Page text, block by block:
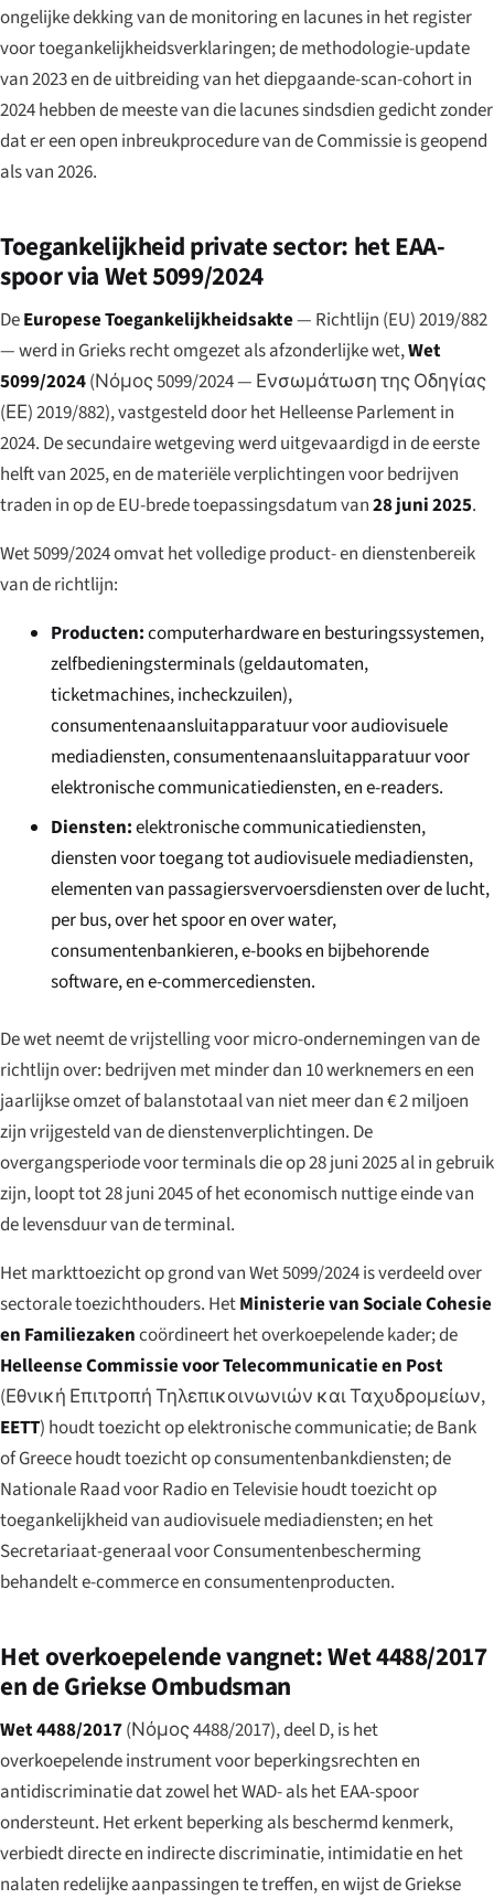
ongelijke dekking van de monitoring en lacunes in het register
voor toegankelijkheidsverklaringen; de methodologie-update
van 2023 en de uitbreiding van het diepgaande-scan-cohort in
2024 hebben de meeste van die lacunes sindsdien gedicht zonder
dat er een open inbreukprocedure van de Commissie is geopend
als van 2026.
Toegankelijkheid private sector: het EAA-
spoor via Wet 5099/2024
DeEuropese Toegankelijkheidsakte— Richtlijn (EU) 2019/882
— werd in Grieks recht omgezet als afzonderlijke wet,Wet
5099/2024(Νόμος 5099/2024 — Ενσωμάτωση της Οδηγίας
(ΕΕ) 2019/882), vastgesteld door het Helleense Parlement in
2024. De secundaire wetgeving werd uitgevaardigd in de eerste
helft van 2025, en de materiële verplichtingen voor bedrijven
traden in op de EU-brede toepassingsdatum van28 juni 2025.
Wet 5099/2024 omvat het volledige product- en dienstenbereik
van de richtlijn:
Producten:computerhardware en besturingssystemen,
zelfbedieningsterminals (geldautomaten,
ticketmachines, incheckzuilen),
consumentenaansluitapparatuur voor audiovisuele
mediadiensten, consumentenaansluitapparatuur voor
elektronische communicatiediensten, en e-readers.
Diensten:elektronische communicatiediensten,
diensten voor toegang tot audiovisuele mediadiensten,
elementen van passagiersvervoersdiensten over de lucht,
per bus, over het spoor en over water,
consumentenbankieren, e-books en bijbehorende
software, en e-commercediensten.
De wet neemt de vrijstelling voor micro-ondernemingen van de
richtlijn over: bedrijven met minder dan 10 werknemers en een
jaarlijkse omzet of balanstotaal van niet meer dan € 2 miljoen
zijn vrijgesteld van de dienstenverplichtingen. De
overgangsperiode voor terminals die op 28 juni 2025 al in gebruik
zijn, loopt tot 28 juni 2045 of het economisch nuttige einde van
de levensduur van de terminal.
Het markttoezicht op grond van Wet 5099/2024 is verdeeld over
sectorale toezichthouders. HetMinisterie van Sociale Cohesie
en Familiezakencoördineert het overkoepelende kader; de
Helleense Commissie voor Telecommunicatie en Post
(Εθνική Επιτροπή Τηλεπικοινωνιών και Ταχυδρομείων,
EETT) houdt toezicht op elektronische communicatie; de Bank
of Greece houdt toezicht op consumentenbankdiensten; de
Nationale Raad voor Radio en Televisie houdt toezicht op
toegankelijkheid van audiovisuele mediadiensten; en het
Secretariaat-generaal voor Consumentenbescherming
behandelt e-commerce en consumentenproducten.
Het overkoepelende vangnet: Wet 4488/2017
en de Griekse Ombudsman
Wet 4488/2017(Νόμος 4488/2017), deel D, is het
overkoepelende instrument voor beperkingsrechten en
antidiscriminatie dat zowel het WAD- als het EAA-spoor
ondersteunt. Het erkent beperking als beschermd kenmerk,
verbiedt directe en indirecte discriminatie, intimidatie en het
nalaten redelijke aanpassingen te treffen, en wijst de Griekse